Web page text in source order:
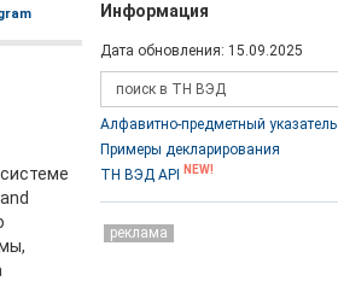
Информация
Дата обновления: 15.09.2025
ТНВЭД
Алфавитно-предметный указатель
Примеры декларирования
ТН ВЭД API
NEW!
реклама